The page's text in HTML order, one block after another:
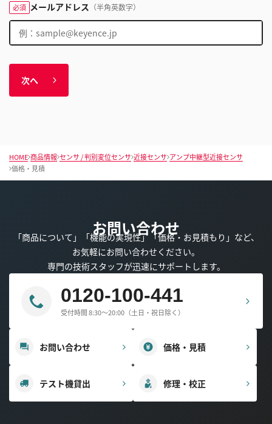
必須 メールアドレス （半角英数字）
次へ
HOME 商品情報 センサ / 判別変位センサ 近接センサ アンプ中継型近接センサ
価格・見積
お問い合わせ
「商品について」「機能の実現性」「価格・お見積もり」など、
お気軽にお問い合わせください。
専門の技術スタッフが迅速にサポートします。
0120-100-441
受付時間 8:30～20:00（土日・祝日除く）
お問い合わせ 価格・見積
テスト機貸出 修理・校正